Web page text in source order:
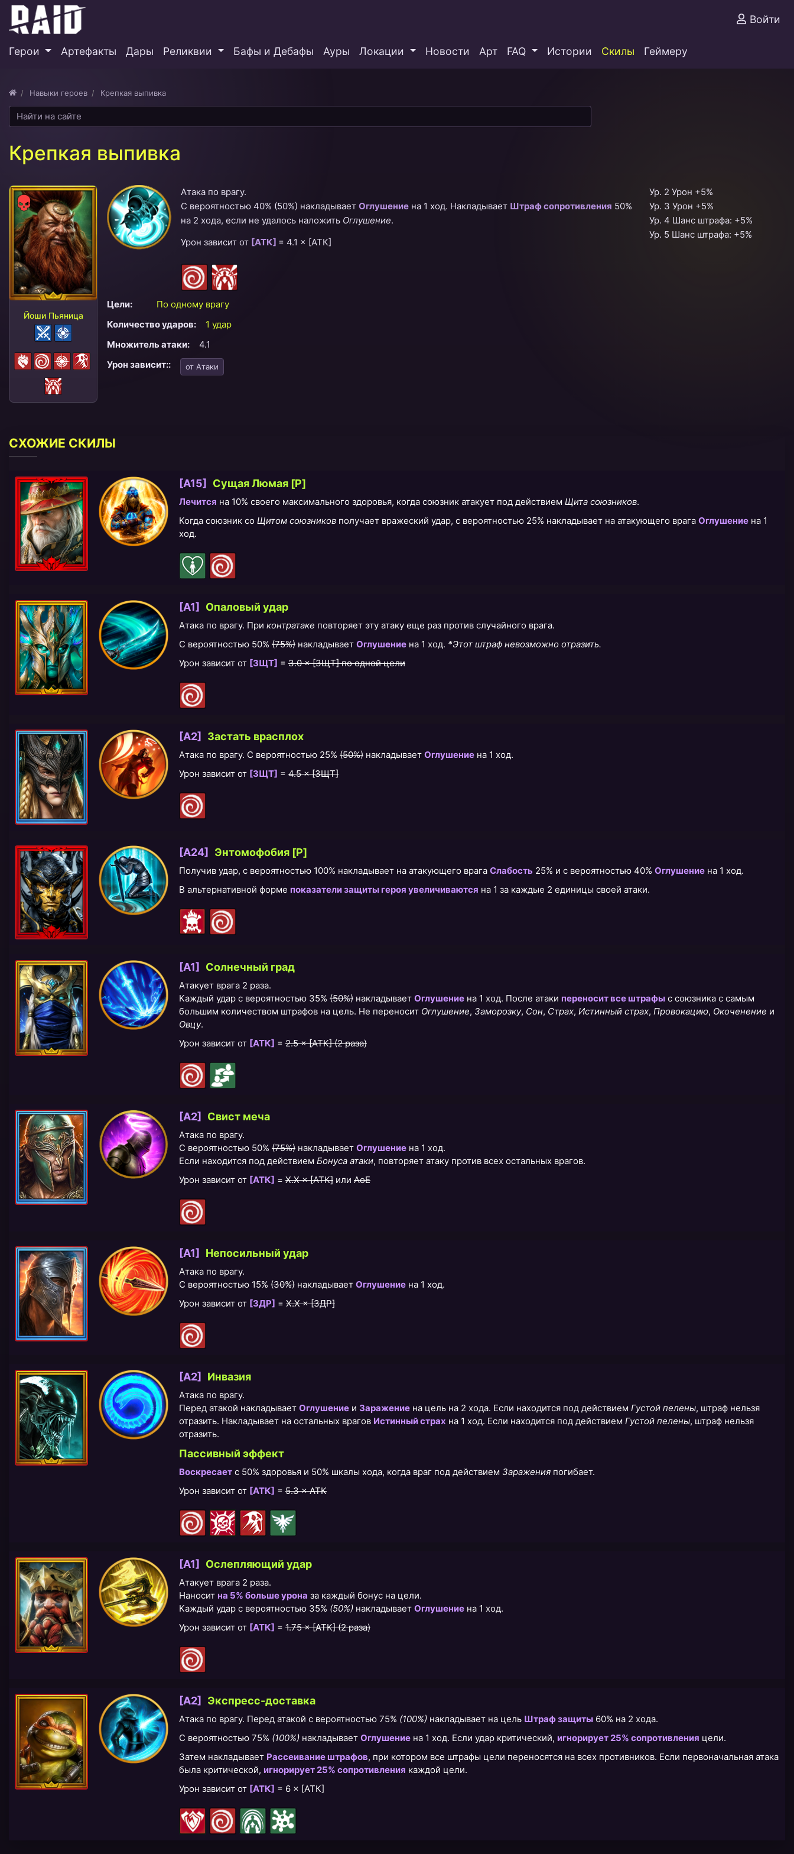
Войти
Герои Артефакты Дары Реликвии Бафы и Дебафы Ауры Локации Новости Арт FAQ Истории Скилы Геймеру
Навыки героев Крепкая выпивка
Крепкая выпивка
Йоши Пьяница
Сила
Атака по врагу.
С вероятностью 40% (50%) накладывает Оглушение на 1 ход. Накладывает Штраф сопротивления 50%
на 2 хода, если не удалось наложить Оглушение.
Урон зависит от [АТК] = 4.1 × [АТК]
Ур. 2 Урон +5%
Ур. 3 Урон +5%
Ур. 4 Шанс штрафа: +5%
Ур. 5 Шанс штрафа: +5%
Цели:
По одному врагу
Количество ударов:
1 удар
Множитель атаки:
4.1
Урон зависит::
от Атаки
СХОЖИЕ СКИЛЫ
[A15] Сущая Люмая [P]
Лечится на 10% своего максимального здоровья, когда союзник атакует под действием Щита союзников.
Когда союзник со Щитом союзников получает вражеский удар, с вероятностью 25% накладывает на атакующего врага Оглушение на 1
ход.
[A1] Опаловый удар
Атака по врагу. При контратаке повторяет эту атаку еще раз против случайного врага.
С вероятностью 50% (75%) накладывает Оглушение на 1 ход. *Этот штраф невозможно отразить.
Урон зависит от [ЗЩТ] = 3.0 × [ЗЩТ] по одной цели
[A2] Застать врасплох
Атака по врагу. С вероятностью 25% (50%) накладывает Оглушение на 1 ход.
Урон зависит от [ЗЩТ] = 4.5 × [ЗЩТ]
[A24] Энтомофобия [P]
Получив удар, с вероятностью 100% накладывает на атакующего врага Слабость 25% и с вероятностью 40% Оглушение на 1 ход.
В альтернативной форме показатели защиты героя увеличиваются на 1 за каждые 2 единицы своей атаки.
[A1] Солнечный град
Атакует врага 2 раза.
Каждый удар с вероятностью 35% (50%) накладывает Оглушение на 1 ход. После атаки переносит все штрафы с союзника с самым
большим количеством штрафов на цель. Не переносит Оглушение, Заморозку, Сон, Страх, Истинный страх, Провокацию, Окоченение и
Овцу.
Урон зависит от [АТК] = 2.5 × [АТК] (2 раза)
[A2] Свист меча
Атака по врагу.
С вероятностью 50% (75%) накладывает Оглушение на 1 ход.
Если находится под действием Бонуса атаки, повторяет атаку против всех остальных врагов.
Урон зависит от [АТК] = X.X × [АТК] или AoE
[A1] Непосильный удар
Атака по врагу.
С вероятностью 15% (30%) накладывает Оглушение на 1 ход.
Урон зависит от [ЗДР] = X.X × [ЗДР]
[A2] ​Инвазия
Атака по врагу.
Перед атакой накладывает Оглушение и Заражение на цель на 2 хода. Если находится под действием Густой пелены, штраф нельзя
отразить. Накладывает на остальных врагов Истинный страх на 1 ход. Если находится под действием Густой пелены, штраф нельзя
отразить.
Пассивный эффект
Воскресает с 50% здоровья и 50% шкалы хода, когда враг под действием Заражения погибает.
Урон зависит от [АТК] = 5.3 × АТК
[A1] ​Ослепляющий удар
Атакует врага 2 раза.
Наносит на 5% больше урона за каждый бонус на цели.
Каждый удар с вероятностью 35% (50%) накладывает Оглушение на 1 ход.
Урон зависит от [АТК] = 1.75 × [АТК] (2 раза)
[A2] ​Экспресс-доставка
Атака по врагу. Перед атакой с вероятностью 75% (100%) накладывает на цель Штраф защиты 60% на 2 хода.
С вероятностью 75% (100%) накладывает Оглушение на 1 ход. Если удар критический, игнорирует 25% сопротивления цели.
Затем накладывает Рассеивание штрафов, при котором все штрафы цели переносятся на всех противников. Если первоначальная атака
была критической, игнорирует 25% сопротивления каждой цели.
Урон зависит от [АТК] = 6 × [АТК]